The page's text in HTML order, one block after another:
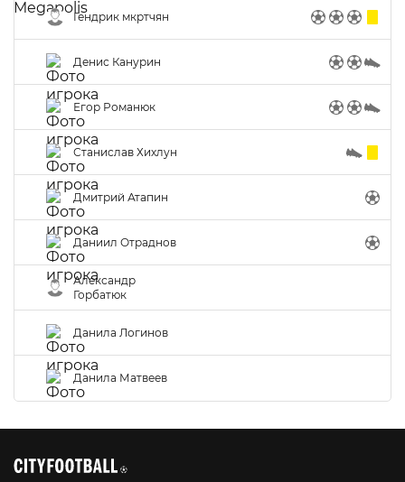
Гендрик мкртчян
Денис Канурин
Егор Романюк
Станислав Хихлун
Дмитрий Атапин
Даниил Отраднов
Александр
Горбатюк
Данила Логинов
Данила Матвеев